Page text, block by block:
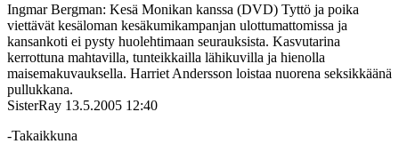
Ingmar Bergman: Kesä Monikan kanssa (DVD) Tyttö ja poika
viettävät kesäloman kesäkumikampanjan ulottumattomissa ja
kansankoti ei pysty huolehtimaan seurauksista. Kasvutarina
kerrottuna mahtavilla, tunteikkailla lähikuvilla ja hienolla
maisemakuvauksella. Harriet Andersson loistaa nuorena seksikkäänä
pullukkana.
SisterRay 13.5.2005 12:40
-Takaikkuna